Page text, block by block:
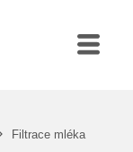
Filtrace mléka